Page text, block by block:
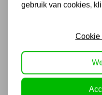
naar de omgeving.
Historie
In 1960 begon het
Erhard Mödinger
gebruik van cookies,
Cookie